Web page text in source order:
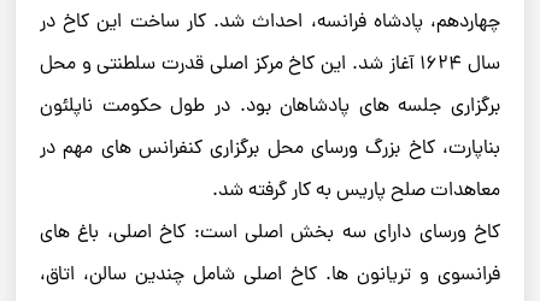
چهاردهم، پادشاه فرانسه، احداث شد. کار ساخت این کاخ در
سال ۱۶۲۴ آغاز شد. این کاخ مرکز اصلی قدرت سلطنتی و محل
برگزاری جلسه‌ های پادشاهان بود. در طول حکومت ناپلئون
بناپارت، کاخ بزرگ ورسای محل برگزاری کنفرانس‌ های مهم در
معاهدات صلح پاریس به کار گرفته شد.
کاخ ورسای دارای سه بخش اصلی است: کاخ اصلی، باغ های
فرانسوی و تریانون ها. کاخ اصلی شامل چندین سالن، اتاق،